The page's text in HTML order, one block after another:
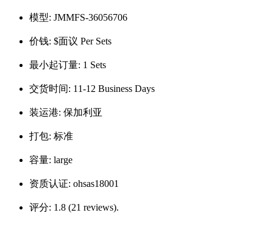
模型: JMMFS-36056706
价钱: $面议 Per Sets
最小起订量: 1 Sets
交货时间: 11-12 Business Days
装运港: 保加利亚
打包: 标准
容量: large
资质认证: ohsas18001
评分: 1.8 (21 reviews).